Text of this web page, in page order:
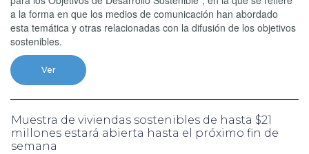
a la forma en que los medios de comunicación han abordado
esta temática y otras relacionadas con la difusión de los objetivos
sostenibles.
Ver
Muestra de viviendas sostenibles de hasta $21
millones estará abierta hasta el próximo fin de
semana